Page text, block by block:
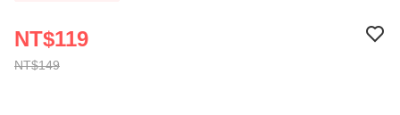
NT$149
NT$119